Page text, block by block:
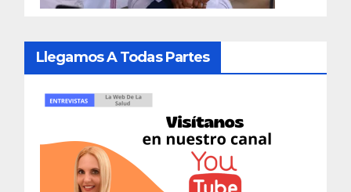
Llegamos A Todas Partes